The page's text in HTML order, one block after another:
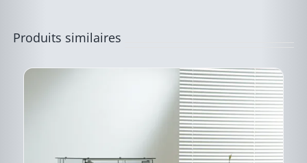
Produits similaires